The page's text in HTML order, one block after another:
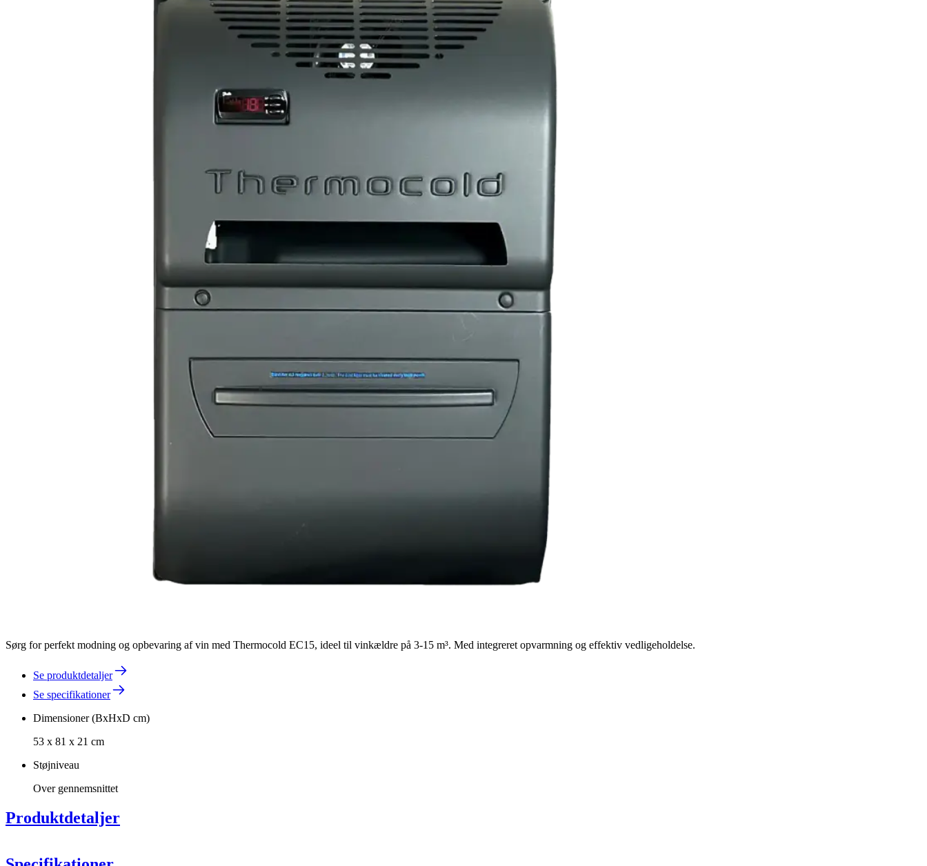
Sørg for perfekt modning og opbevaring af vin med Thermocold EC15, ideel til vinkældre på 3-15 m³. Med integreret opvarmning og effektiv vedligeholdelse.
Se produktdetaljer
Se specifikationer
Dimensioner (BxHxD cm)
53 x 81 x 21 cm
Støjniveau
Over gennemsnittet
Produktdetaljer